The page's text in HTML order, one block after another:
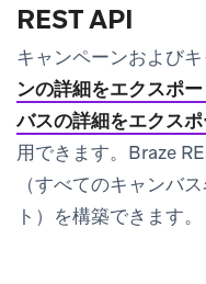
REST API
キャンペーンおよびキ
ンの詳細をエクスポ
バスの詳細をエクス
用できます。Braze
（すべてのキャンバ
ト）を構築できます。